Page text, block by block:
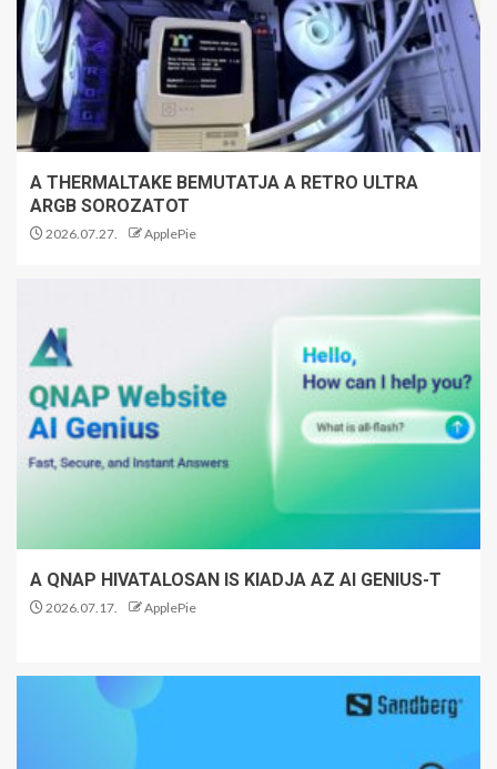
A THERMALTAKE BEMUTATJA A RETRO ULTRA
ARGB SOROZATOT
2026.07.27. ApplePie
A QNAP HIVATALOSAN IS KIADJA AZ AI GENIUS-T
2026.07.17. ApplePie